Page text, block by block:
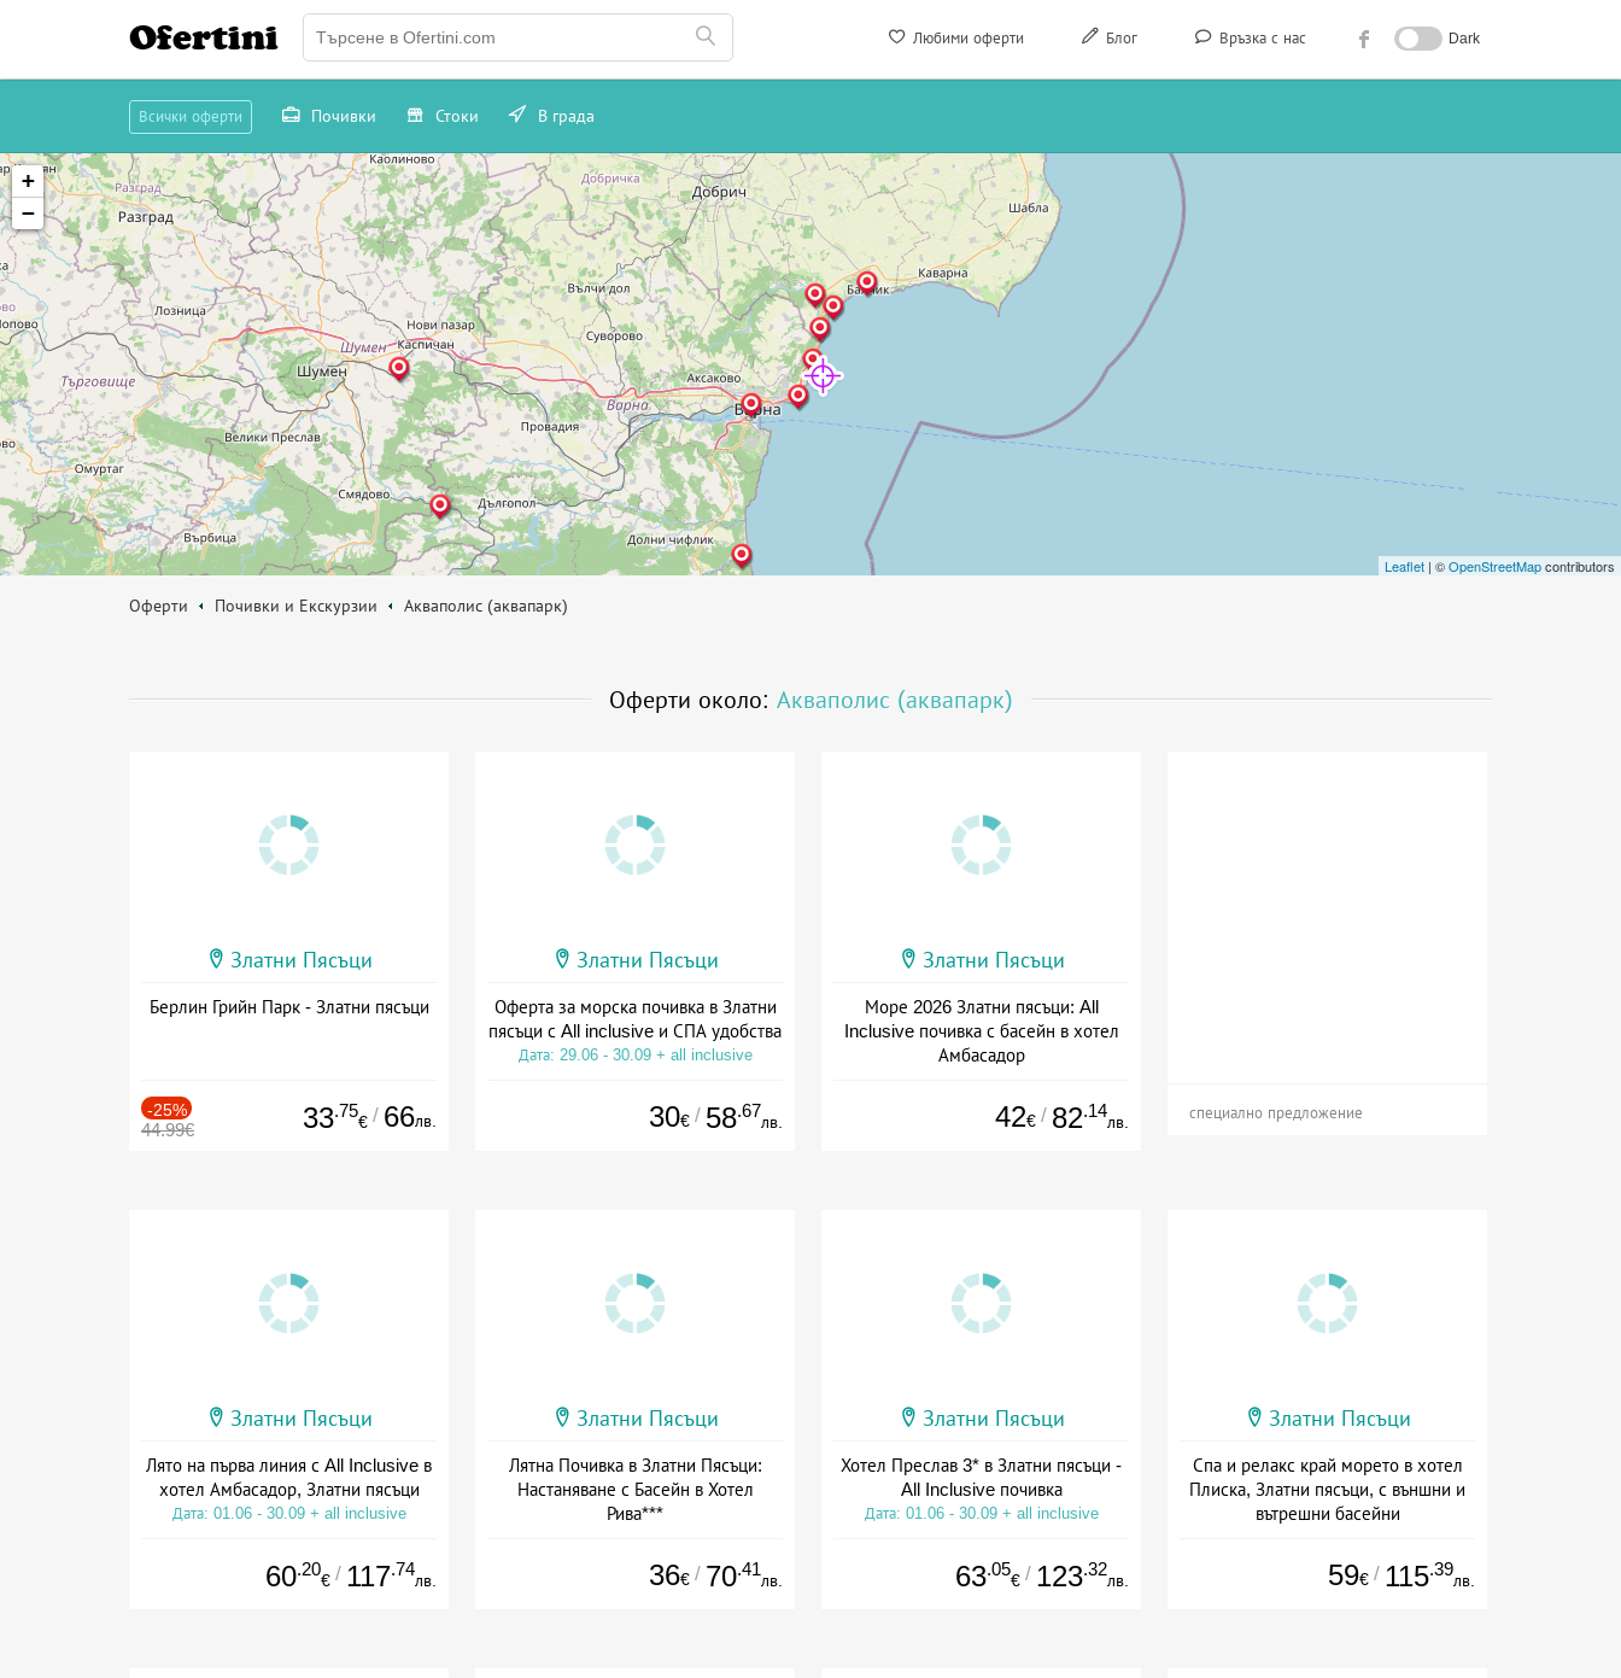
Любими оферти Блог Връзка с нас Dark
Ofertini
Всички оферти Почивки Стоки В града
+
−
Leaflet | ©OpenStreetMapcontributors
Оферти Почивки и Екскурзии Акваполис (аквапарк)
Оферти около: Акваполис (аквапарк)
Златни Пясъци
Берлин Грийн Парк - Златни пясъци
-25%
44.99€ 33.75
€ / 66лв.
Златни Пясъци
Оферта за морска почивка в Златни
пясъци с All inclusive и СПА удобства
Дата: 29.06 - 30.09 + all inclusive
30€ / 58.67
лв.
Златни Пясъци
Море 2026 Златни пясъци: All
Inclusive почивка с басейн в хотел
Амбасадор
42€ / 82.14
лв. специално предложение
Златни Пясъци
Лято на първа линия с All Inclusive в
хотел Амбасадор, Златни пясъци
Дата: 01.06 - 30.09 + all inclusive
60.20
€ / 117.74
лв.
Златни Пясъци
Лятна Почивка в Златни Пясъци:
Настаняване с Басейн в Хотел
Рива***
36€ / 70.41
лв.
Златни Пясъци
Хотел Преслав 3* в Златни пясъци -
All Inclusive почивка
Дата: 01.06 - 30.09 + all inclusive
63.05
€ / 123.32
лв.
Златни Пясъци
Спа и релакс край морето в хотел
Плиска, Златни пясъци, с външни и
вътрешни басейни
59€ / 115.39
лв.